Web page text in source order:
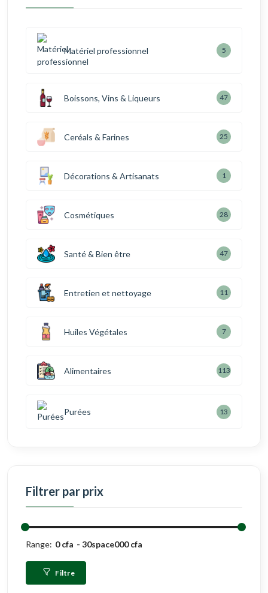
Matériel professionnel 5
Boissons, Vins & Liqueurs 47
Ceréals & Farines 25
Décorations & Artisanats 1
Cosmétiques 28
Santé & Bien être 47
Entretien et nettoyage 11
Huiles Végétales 7
Alimentaires 113
Purées 13
Filtrer par prix
Range: 0 cfa 30space000 cfa
Filtre